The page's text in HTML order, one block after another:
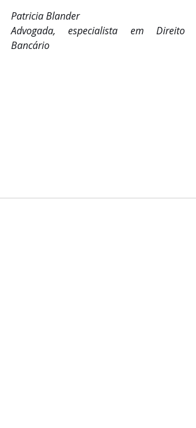
Patricia Blander
Advogada, especialista em Direito
Bancário